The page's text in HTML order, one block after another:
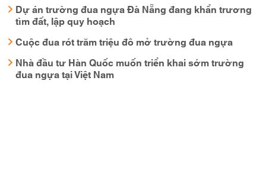
Dự án trường đua ngựa Đà Nẵng đang khẩn trương
tìm đất, lập quy hoạch
Cuộc đua rót trăm triệu đô mở trường đua ngựa
Nhà đầu tư Hàn Quốc muốn triển khai sớm trường
đua ngựa tại Việt Nam